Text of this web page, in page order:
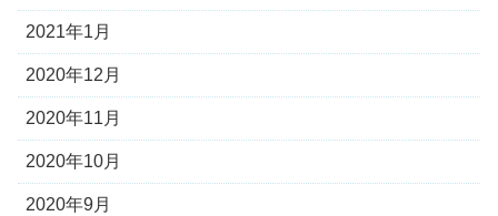
2021年1月
2020年12月
2020年11月
2020年10月
2020年9月